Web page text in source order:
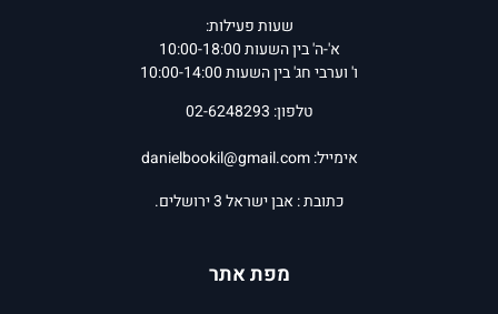
שעות פעילות:
א'-ה' בין השעות 10:00-18:00
ו' וערבי חג' בין השעות 10:00-14:00
טלפון: 02-6248293
אימייל:danielbookil@gmail.com
כתובת : אבן ישראל 3 ירושלים.
מפת אתר